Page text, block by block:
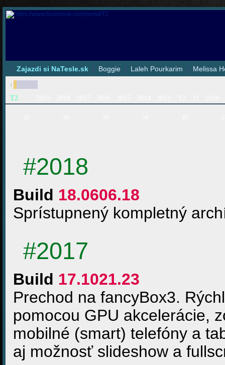
| Zajazdi si NaTesle.sk | Boggie | Laleh Pourkarim | Melissa
:
T2
#2018
Build 18.0606.18
Sprístupnený kompletný
#2017
Build 17.1021.23
Prechod na fancyBox3.
pomocou GPU akcelerácie,
mobilné (smart) telefóny a
aj možnosť slideshow a